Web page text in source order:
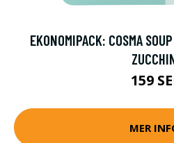
EKONOMIPACK: COSMA
159
MER